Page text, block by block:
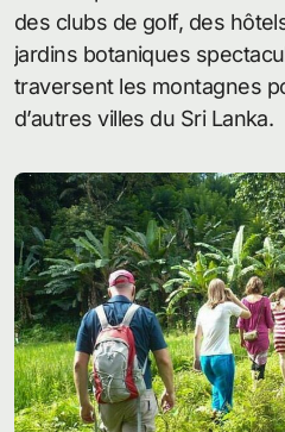
des clubs de golf, des
jardins botaniques
traversent les montagnes
d’autres villes du Sri Lanka.